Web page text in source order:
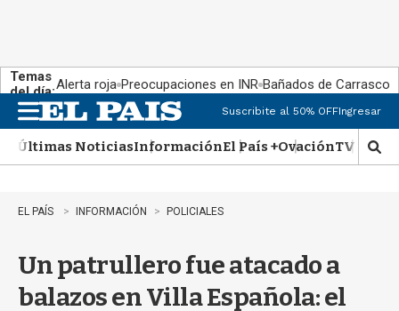
Temas
del día:Alerta roja Preocupaciones en INR Bañados de Carrasco
n
u
Suscribite al 50% OFFIngresar
Últimas NoticiasInformaciónEl País +OvaciónTV Show
M
o
EL PAÍS INFORMACIÓN POLICIALES
Un patrullero fue atacado a
balazos en Villa Española: el